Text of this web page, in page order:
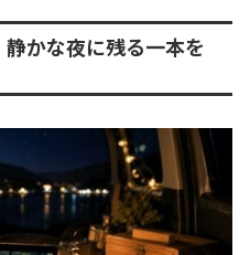
かな夜に残る一本を